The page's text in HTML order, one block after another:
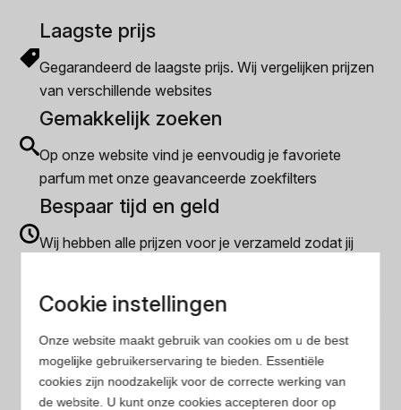
Laagste prijs
Gegarandeerd de laagste prijs. Wij vergelijken prijzen
van verschillende websites
Gemakkelijk zoeken
Op onze website vind je eenvoudig je favoriete
parfum met onze geavanceerde zoekfilters
Bespaar tijd en geld
Wij hebben alle prijzen voor je verzameld zodat jij
Amouage Heren parfum
Aramis Heren parfum
Cookie instellingen
Onze website maakt gebruik van cookies om u de best
mogelijke gebruikerservaring te bieden. Essentiële
cookies zijn noodzakelijk voor de correcte werking van
de website. U kunt onze cookies accepteren door op